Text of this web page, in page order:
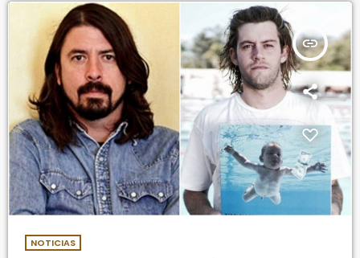
fiscal por su régimen de impuestos […]
insert_link
NOTICIAS